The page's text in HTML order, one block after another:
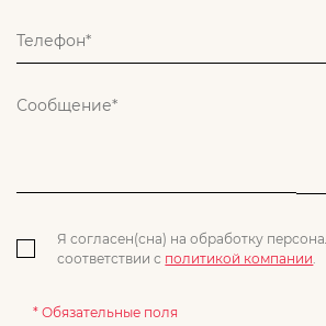
Я согласен(сна) на обработку
соответствии с политикой компании
* Обязательные поля